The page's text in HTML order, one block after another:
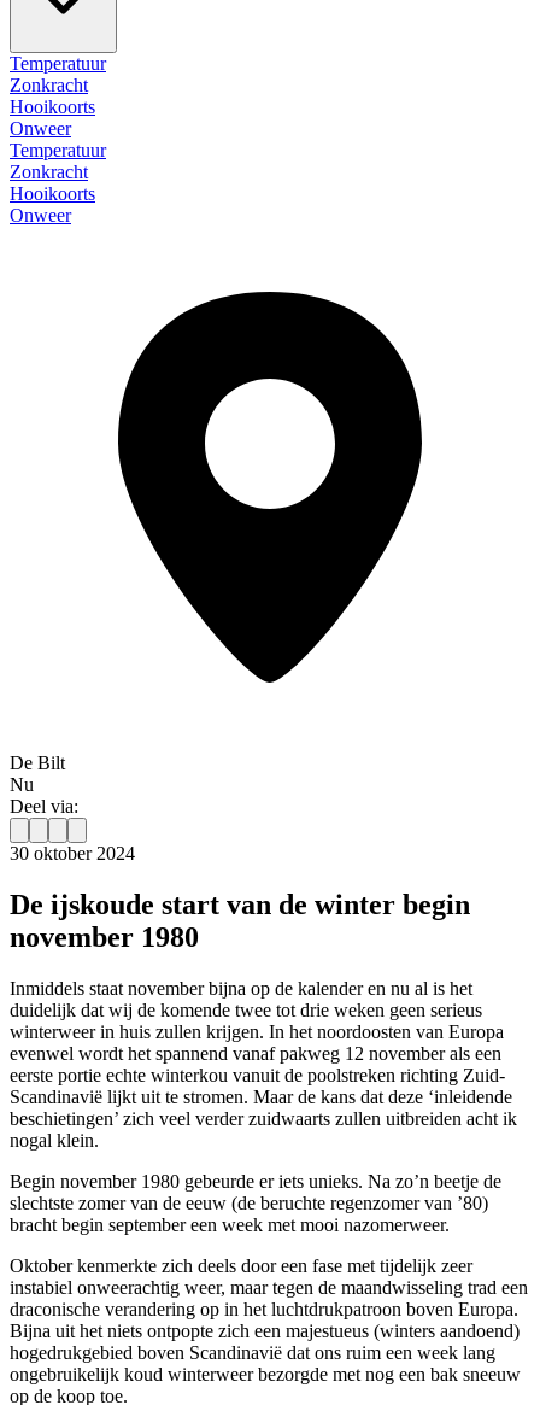
Temperatuur
Zonkracht
Hooikoorts
Onweer
Temperatuur
Zonkracht
Hooikoorts
Onweer
De Bilt
Nu
Deel via:
30 oktober 2024
De ijskoude start van de winter begin
november 1980
Inmiddels staat november bijna op de kalender en nu al is het
duidelijk dat wij de komende twee tot drie weken geen serieus
winterweer in huis zullen krijgen. In het noordoosten van Europa
evenwel wordt het spannend vanaf pakweg 12 november als een
eerste portie echte winterkou vanuit de poolstreken richting Zuid-
Scandinavië lijkt uit te stromen. Maar de kans dat deze ‘inleidende
beschietingen’ zich veel verder zuidwaarts zullen uitbreiden acht ik
nogal klein.
Begin november 1980 gebeurde er iets unieks. Na zo’n beetje de
slechtste zomer van de eeuw (de beruchte regenzomer van ’80)
bracht begin september een week met mooi nazomerweer.
Oktober kenmerkte zich deels door een fase met tijdelijk zeer
instabiel onweerachtig weer, maar tegen de maandwisseling trad een
draconische verandering op in het luchtdrukpatroon boven Europa.
Bijna uit het niets ontpopte zich een majestueus (winters aandoend)
hogedrukgebied boven Scandinavië dat ons ruim een week lang
ongebruikelijk koud winterweer bezorgde met nog een bak sneeuw
op de koop toe.